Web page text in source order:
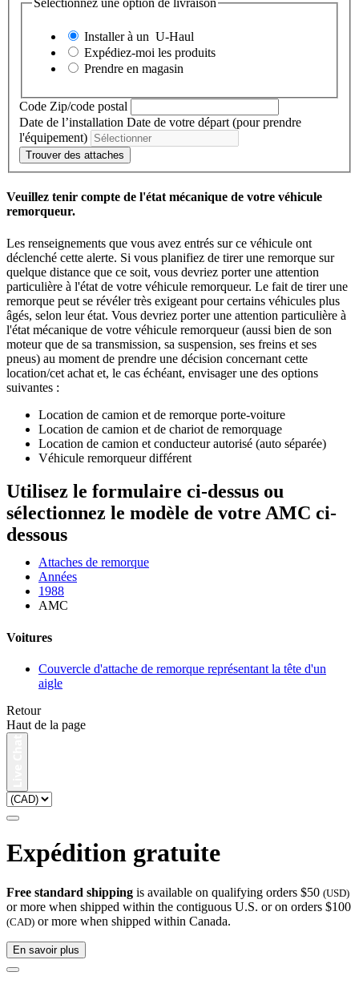
Sélectionnez une option de livraison
Installer à un U-Haul
Expédiez-moi les produits
Prendre en magasin
Code Zip/code postal
Date de l’installation Date de votre départ (pour prendre
l'équipement)
Trouver des attaches
Veuillez tenir compte de l'état mécanique de votre véhicule
remorqueur.
Les renseignements que vous avez entrés sur ce véhicule ont
déclenché cette alerte. Si vous planifiez de tirer une remorque sur
quelque distance que ce soit, vous devriez porter une attention
particulière à l'état de votre véhicule remorqueur. Le fait de tirer une
remorque peut se révéler très exigeant pour certains véhicules plus
âgés, selon leur état. Vous devriez porter une attention particulière à
l'état mécanique de votre véhicule remorqueur (aussi bien de son
moteur que de sa transmission, sa suspension, ses freins et ses
pneus) au moment de prendre une décision concernant cette
location/cet achat et, le cas échéant, envisager une des options
suivantes :
Location de camion et de remorque porte-voiture
Location de camion et de chariot de remorquage
Location de camion et conducteur autorisé (auto séparée)
Véhicule remorqueur différent
Utilisez le formulaire ci-dessus ou
sélectionnez le modèle de votre AMC ci-
dessous
Attaches de remorque
Années
1988
AMC
Voitures
Couvercle d'attache de remorque représentant la tête d'un
aigle
Retour
Haut de la page
Expédition gratuite
Free standard shipping is available on qualifying orders $50 (USD)
or more when shipped within the contiguous U.S. or on orders $100
(CAD) or more when shipped within Canada.
En savoir plus